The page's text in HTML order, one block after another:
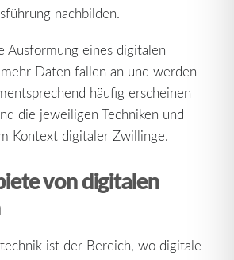
nachbilden.
Ausformung eines digitalen
Daten fallen an und werden
häufig erscheinen
die jeweiligen Techniken und
Kontext digitaler Zwillinge.
von digitalen
ist der Bereich, wo digitale